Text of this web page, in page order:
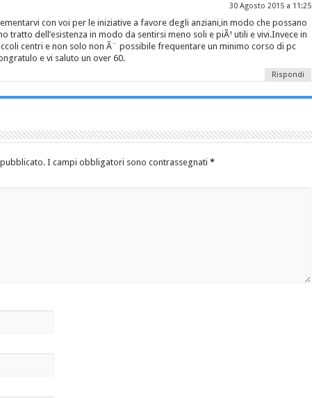
30 Agosto 2015 a 11:25
con voi per le iniziative a favore degli anziani,in modo che possano
tratto dell’esistenza in modo da sentirsi meno soli e piÃ¹ utili e vivi.Invece in
centri e non solo non Ã¨ possibile frequentare un minimo corso di pc
e vi saluto un over 60.
Rispondi
I campi obbligatori sono contrassegnati *